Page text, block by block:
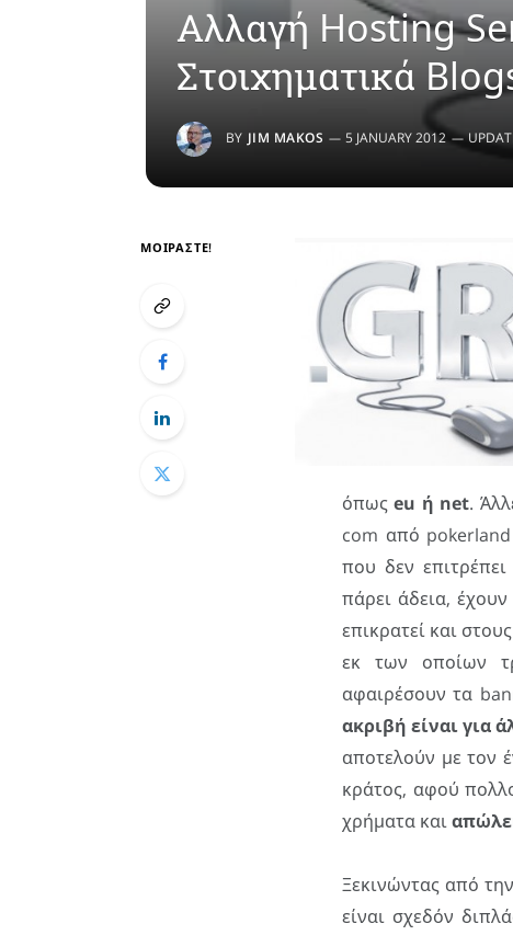
Αλλαγή Hosting
Στοιχηματικά
BY JIM MAKOS 5 JANUARY 2012
ΜΟΙΡΑΣΤΕ!
όπωςeu ή net.
com από pokerland
που δεν
πάρει άδεια,
επικρατεί και
εκ των οποίων
αφαιρέσουν τα
ακριβή είναι για
αποτελούν με τον
κράτος, αφού
χρήματα και
Ξεκινώντας από την
είναι σχεδόν